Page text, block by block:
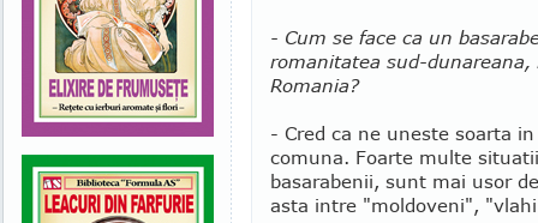
- Cum se face ca un
romanitatea sud-
Romania?
- Cred ca ne uneste soarta
comuna. Foarte multe
basarabenii, sunt mai usor
asta intre "moldoveni",